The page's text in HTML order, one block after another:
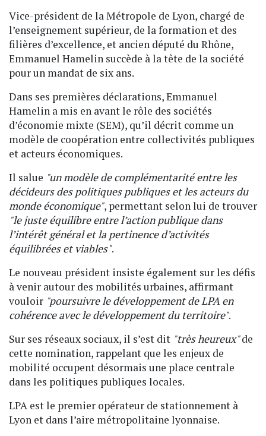
Vice-président de la Métropole de Lyon, chargé de
l’enseignement supérieur, de la formation et des
filières d’excellence, et ancien député du Rhône,
Emmanuel Hamelin succède à la tête de la société
pour un mandat de six ans.
Dans ses premières déclarations, Emmanuel
Hamelin a mis en avant le rôle des sociétés
d’économie mixte (SEM), qu’il décrit comme un
modèle de coopération entre collectivités publiques
et acteurs économiques.
Il salue "un modèle de complémentarité entre les
décideurs des politiques publiques et les acteurs du
monde économique", permettant selon lui de trouver
"le juste équilibre entre l’action publique dans
l’intérêt général et la pertinence d’activités
équilibrées et viables".
Le nouveau président insiste également sur les défis
à venir autour des mobilités urbaines, affirmant
vouloir "poursuivre le développement de LPA en
cohérence avec le développement du territoire".
Sur ses réseaux sociaux, il s’est dit "très heureux"de
cette nomination, rappelant que les enjeux de
mobilité occupent désormais une place centrale
dans les politiques publiques locales.
LPA est le premier opérateur de stationnement à
Lyon et dans l’aire métropolitaine lyonnaise.